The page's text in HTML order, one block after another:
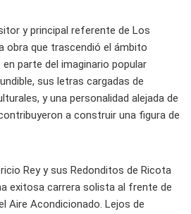
y principal referente de Los
obra que trascendió el ámbito
parte del imaginario popular
sus letras cargadas de
y una personalidad alejada de
a construir una figura de
Rey y sus Redonditos de Ricota
exitosa carrera solista al frente de
Aire Acondicionado. Lejos de